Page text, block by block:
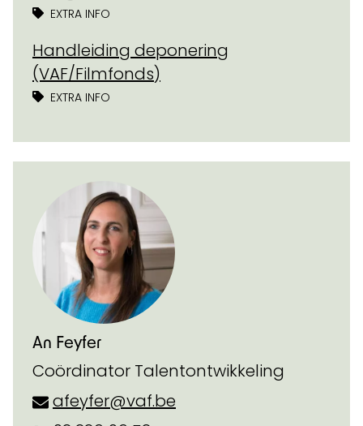
EXTRA INFO
Handleiding deponering
(VAF/Filmfonds)
EXTRA INFO
An Feyfer
Coördinator Talentontwikkeling
afeyfer@vaf.be